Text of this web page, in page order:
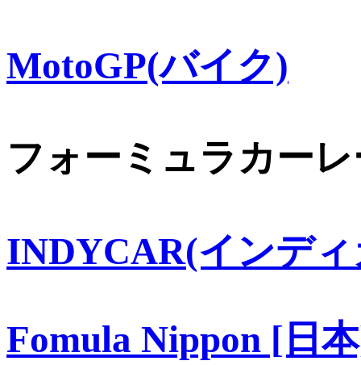
MotoGP(バイク)
フォーミュラカー
INDYCAR(インデ
Fomula Nippon [日